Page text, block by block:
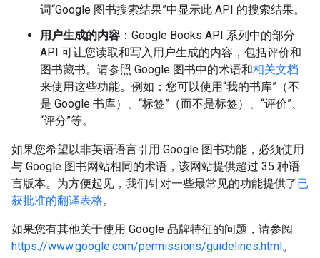
词“Google 图书搜索结果”中显示此 API 的搜索结果。
用户生成的内容 ：Google Books API 系列中的部分
API 可让您读取和写入用户生成的内容，包括评价和
图书藏书。请参照 Google 图书中的术语和相关文档
来使用这些功能。例如：您可以使用“我的书库”（不
是 Google 书库）、“标签”（而不是标签）、“评价”、
“评分”等。
如果您希望以非英语语言引用 Google 图书功能，必须使用
与 Google 图书网站相同的术语，该网站提供超过 35 种语
言版本。为方便起见，我们针对一些最常见的功能提供了已
获批准的翻译表格。
如果您有其他关于使用 Google 品牌特征的问题，请参阅
https://www.google.com/permissions/guidelines.html。